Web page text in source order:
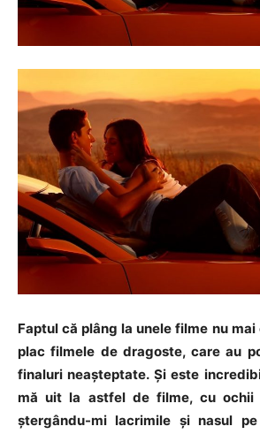
Faptul că plâng la unele filme nu
plac filmele de dragoste, care au
finaluri neaşteptate. Şi este
mă uit la astfel de filme, cu ochii
ştergându-mi lacrimile şi nasul